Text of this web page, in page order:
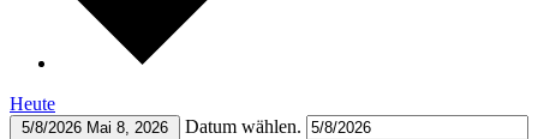
Heute
5/8/2026 Mai 8, 2026 Datum wählen.